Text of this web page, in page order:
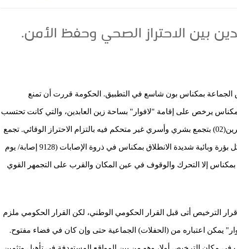
بين الاحتراز الصحي وحفظ الأمن.
الجماعة بمكناس بون شاسع في التطبيق. الحكومة قررت أن تمنع
المآتم (10)، ومجلس جماعة مكناس يرخص على إقامة "لافوار" بساحة زين العابدين، والتي كانت تحتسب
ترخيص لمدة شهرين(02) بتجمع بشري وأسري غير متحكم فيه بالتزام الاحتراز الوقائي. تجمع
بشري يخالف التباعد الجسدي (الاجتماعي)، ويمكن أن يشكل بؤرة وبائية شديدة الانطلاق بمكناس في ذروة الإصابات (9128 إصابة/ يوم
الإقليمية بمكناس إلا التحرك والوقوف في عين المكان والقرب على التجمهر القوي
الترخيص أتى قبل القرار الحكومي الوطني، لكن القرار الحكومي ملزم
يمكن اعتباره من (الحفلات) الجماعية حتى وإن كان في فضاء مفتوح.